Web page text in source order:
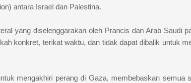
antara Israel dan Palestina.
yang diselenggarakan oleh Prancis dan Arab Saudi
konkret, terikat waktu, dan tidak dapat dibalik untuk
mengakhiri perang di Gaza, membebaskan semua